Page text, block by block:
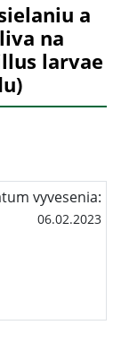
a
na
larvae
vyvesenia:
06.02.2023